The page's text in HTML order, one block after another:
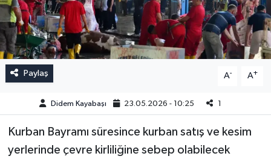
Paylaş A- A+
Didem Kayabaşı 23.05.2026 - 10:25 1
Kurban Bayramı süresince kurban satış ve kesim
yerlerinde çevre kirliliğine sebep olabilecek